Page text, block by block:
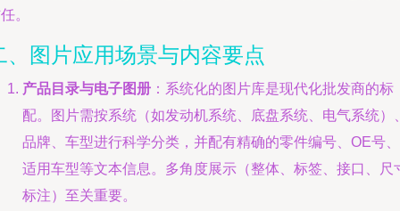
。
、图片应用场景与内容要点
产品目录与电子图册 ：系统化的图片库是现代化批发商的标
配。图片需按系统（如发动机系统、底盘系统、电气系统）
品牌、车型进行科学分类，并配有精确的零件编号、OE号、
适用车型等文本信息。多角度展示（整体、标签、接口、尺
标注）至关重要。